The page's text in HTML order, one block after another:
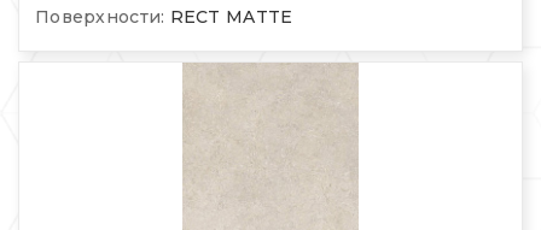
Поверхности: RECT MATTE